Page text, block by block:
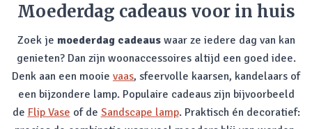
Moederdag cadeaus voor in huis
Zoek je moederdag cadeauswaar ze iedere dag van kan
genieten? Dan zijn woonaccessoires altijd een goed idee.
Denk aan een mooie vaas, sfeervolle kaarsen, kandelaars of
een bijzondere lamp. Populaire cadeaus zijn bijvoorbeeld
de Flip Vase of de Sandscape lamp. Praktisch én decoratief: